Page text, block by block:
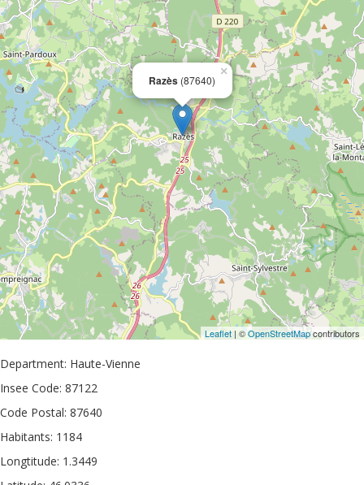
Razès (87640)
×
Leaflet | ©OpenStreetMapcontributors
Department: Haute-Vienne
Insee Code: 87122
Code Postal: 87640
Habitants: 1184
Longtitude: 1.3449